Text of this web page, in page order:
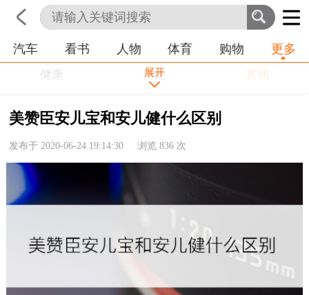
首页 科技 生活 职业
汽车 看书 人物 体育 购物 更多
培训 学习
情感
房产
金融
工作
健康
历史 其他
展开
美赞臣安儿宝和安儿健什么区别
发布于 2020-06-24 19:14:30 浏览836 次